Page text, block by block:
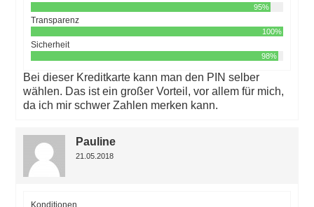
95%
Transparenz
100%
Sicherheit
98%
Bei dieser Kreditkarte kann man den PIN selber
wählen. Das ist ein großer Vorteil, vor allem für mich,
da ich mir schwer Zahlen merken kann.
Pauline
21.05.2018
Konditionen